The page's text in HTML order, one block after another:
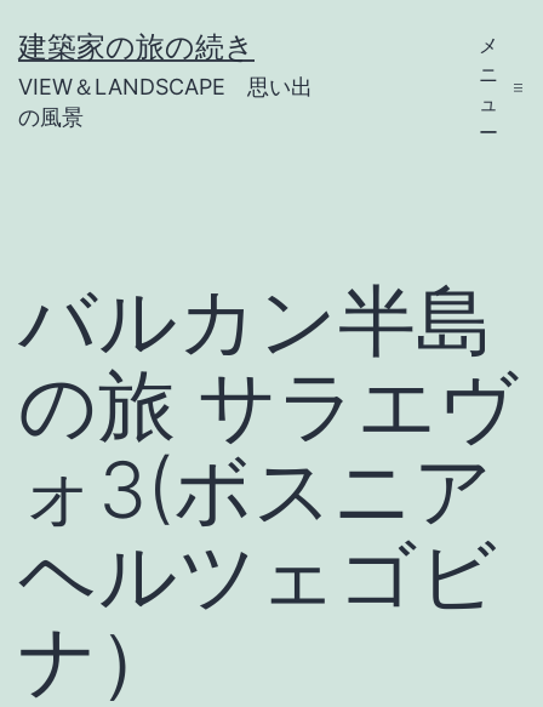
ン
ッ
建築家の旅の続き
VIEW＆LANDSCAPE 思い出
の風景
メ
ニ
ュ
ー
バルカン半島
の旅 サラエヴ
ォ3(ボスニア
ヘルツェゴビ
ナ）